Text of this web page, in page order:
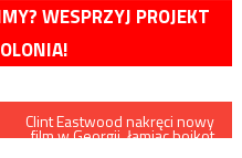
WESPRZYJ PROJEKT
Clint Eastwood nakręci nowy
film w Georgii, łamiąc bojkot